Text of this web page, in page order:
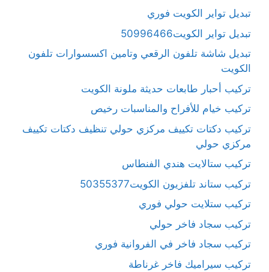
تبديل تواير الكويت فوري
تبديل تواير الكويت50996466
تبديل شاشة تلفون الرقعي وتامين اكسسوارات تلفون
الكويت
تركيب أحبار طابعات حديثة ملونة الكويت
تركيب خيام للأفراح والمناسبات رخيص
تركيب دكتات تكييف مركزي حولي تنظيف دكتات تكييف
مركزي حولي
تركيب ستالايت هندي الفنطاس
تركيب ستاند تلفزيون الكويت50355377
تركيب ستلايت حولي فوري
تركيب سجاد فاخر حولي
تركيب سجاد فاخر في الفروانية فوري
تركيب سيراميك فاخر غرناطة